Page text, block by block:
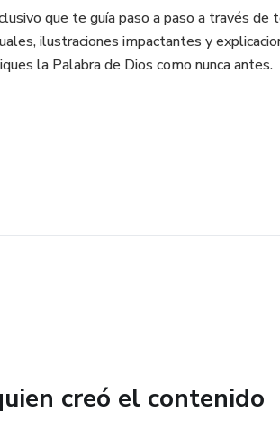
que te guía paso a paso a través de
ilustraciones impactantes y
la Palabra de Dios como nunca antes.
creó el contenido